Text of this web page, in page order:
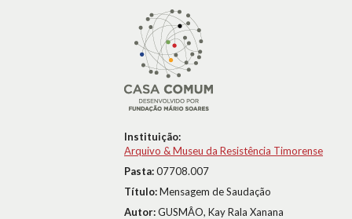
Instituição:
Arquivo & Museu da Resistência Timorense
Pasta:07708.007
Título:Mensagem de Saudação
Autor:GUSMÂO, Kay Rala Xanana